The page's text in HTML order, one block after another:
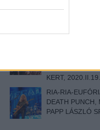
EGY
NAPLÓJA -
MÉLY
LEPROUS,
KERT, 2020.II.19.
RIA-RIA-
DEATH PUNCH,
PAPP LÁSZLÓ